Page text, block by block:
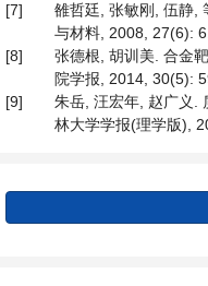
[7]
雒哲廷, 张敏刚, 伍静,
与材料, 2008, 27(6):
[8]
张德根, 胡训美. 合金
院学报, 2014, 30(5):
[9]
朱岳, 汪宏年, 赵广义.
林大学学报(理学版),